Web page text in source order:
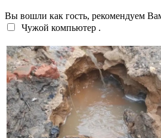
Вы вошли как гость, рекомендуем
Чужой компьютер .